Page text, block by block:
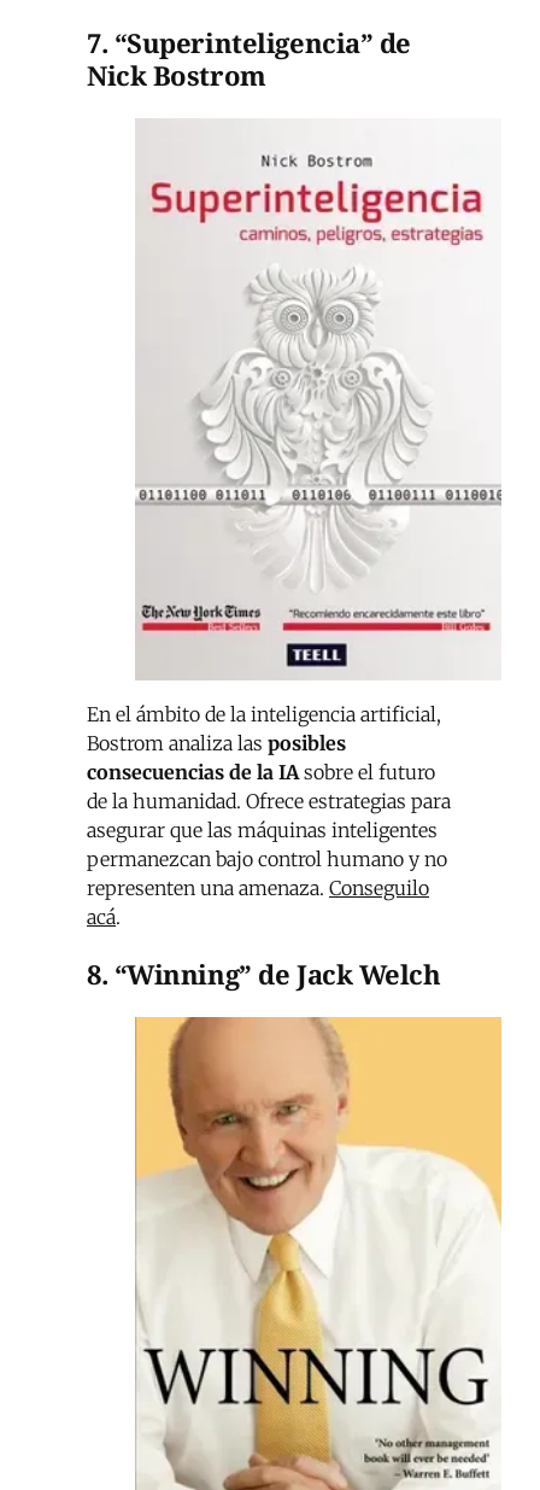
7. “Superinteligencia” de
Nick Bostrom
En el ámbito de la inteligencia artificial,
Bostrom analiza las posibles
consecuencias de la IA sobre el futuro
de la humanidad. Ofrece estrategias para
asegurar que las máquinas inteligentes
permanezcan bajo control humano y no
representen una amenaza. Conseguilo
acá.
8. “Winning” de Jack Welch